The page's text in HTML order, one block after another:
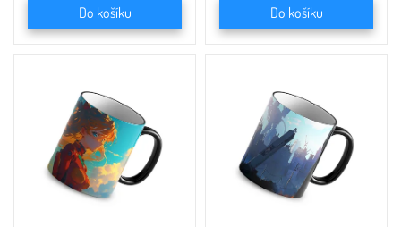
Do košíku Do košíku